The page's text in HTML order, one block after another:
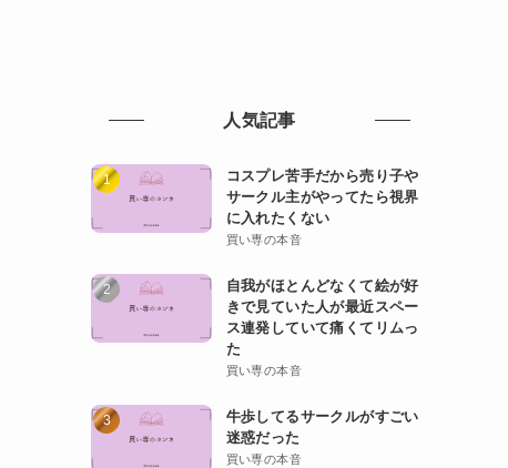
人気記事
コスプレ苦手だから売り子や
サークル主がやってたら視界
に入れたくない
買い専の本音
自我がほとんどなくて絵が好
きで見ていた人が最近スペー
ス連発していて痛くてリムっ
た
買い専の本音
牛歩してるサークルがすごい
迷惑だった
買い専の本音